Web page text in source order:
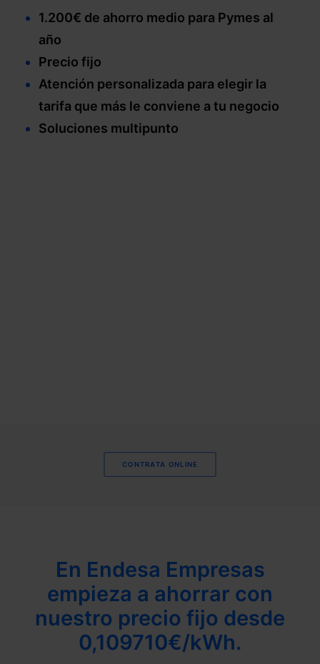
1.200€ de ahorro medio para Pymes al
año
Precio fijo
Atención personalizada para elegir la
tarifa que más le conviene a tu negocio
Soluciones multipunto
CONTRATA ONLINE
En Endesa Empresas
empieza a ahorrar con
nuestro precio fijo desde
0,109710€/kWh.